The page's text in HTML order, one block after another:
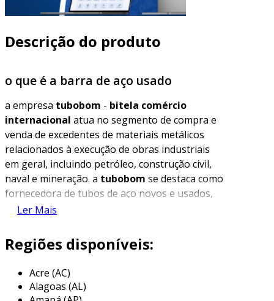
Descrição do produto
o que é a barra de aço usado
a empresa tubobom - bitela comércio
internacional atua no segmento de compra e
venda de excedentes de materiais metálicos
relacionados à execução de obras industriais
em geral, incluindo petróleo, construção civil,
naval e mineração. a tubobom se destaca como
fornecedora de tubos de aço novos e usados,
em bom estado, de diversas medidas, bitolas e
uma variedade de aplicações na indústria e no
comércio, como poços, fundações e estruturas
na construção civil, transferência de líquidos e
redes de distribuição.
Ler Mais
Regiões disponíveis:
Acre (AC)
Alagoas (AL)